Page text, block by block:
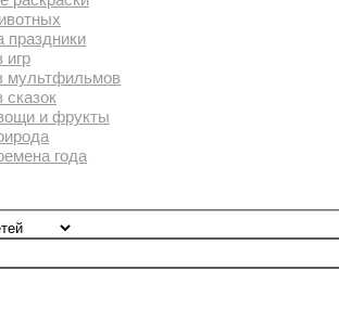
праздники
игр
мультфильмов
сказок
и фрукты
года